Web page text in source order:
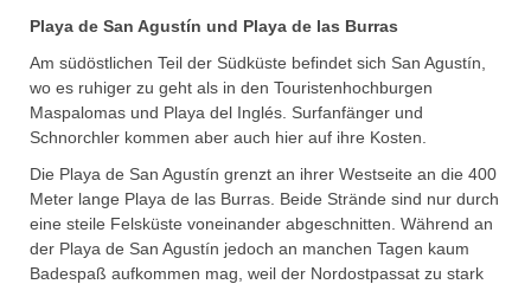
Playa de San Agustín und Playa de las Burras
Am südöstlichen Teil der Südküste befindet sich San Agustín,
wo es ruhiger zu geht als in den Touristenhochburgen
Maspalomas und Playa del Inglés. Surfanfänger und
Schnorchler kommen aber auch hier auf ihre Kosten.
Die Playa de San Agustín grenzt an ihrer Westseite an die 400
Meter lange Playa de las Burras. Beide Strände sind nur durch
eine steile Felsküste voneinander abgeschnitten. Während an
der Playa de San Agustín jedoch an manchen Tagen kaum
Badespaß aufkommen mag, weil der Nordostpassat zu stark